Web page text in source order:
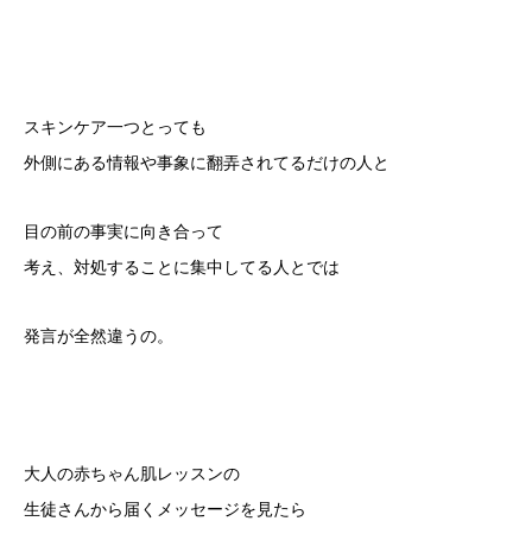
スキンケア一つとっても
外側にある情報や事象に翻弄されてるだけの人と
目の前の事実に向き合って
考え、対処することに集中してる人とでは
発言が全然違うの。
大人の赤ちゃん肌レッスンの
生徒さんから届くメッセージを見たら